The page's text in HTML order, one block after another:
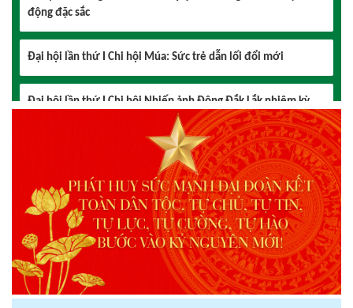
2026 – 2031 thành công tốt đẹp
Chi hội Âm nhạc Đông Đắk Lắk tổ chức Đại hội lần thứ I,